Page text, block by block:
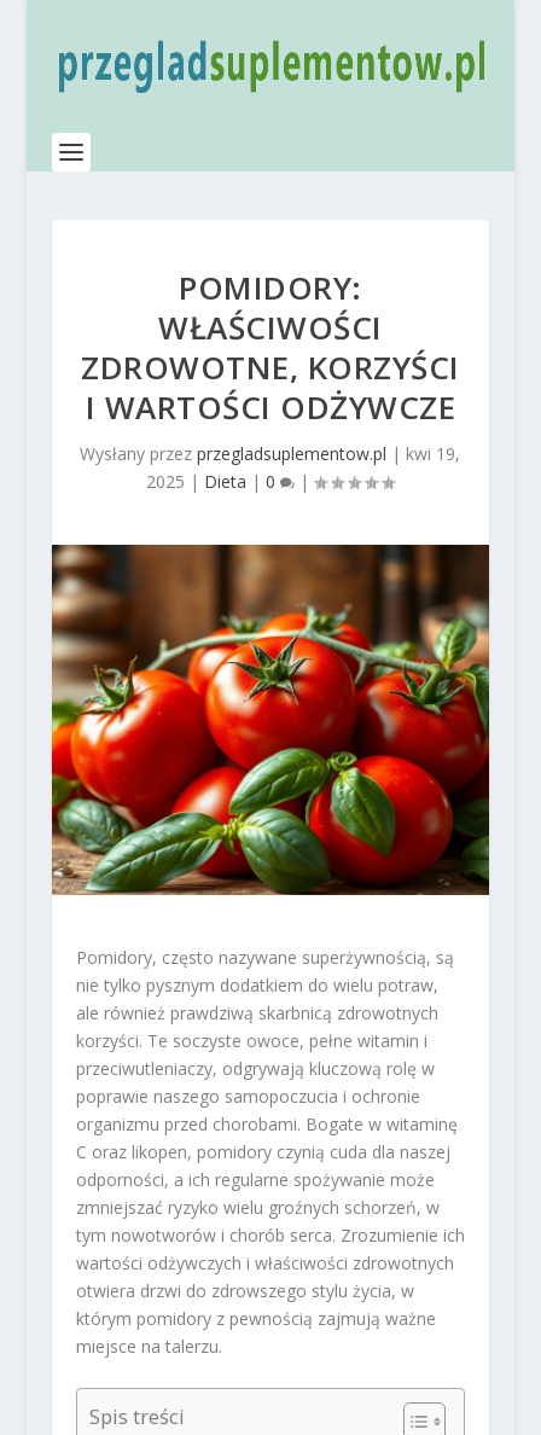
POMIDORY:
WŁAŚCIWOŚCI
ZDROWOTNE, KORZYŚCI
I WARTOŚCI ODŻYWCZE
Wysłany przezprzegladsuplementow.pl | kwi 19,
2025 | Dieta |0 |
Pomidory, często nazywane superżywnością, są
nie tylko pysznym dodatkiem do wielu potraw,
ale również prawdziwą skarbnicą zdrowotnych
korzyści. Te soczyste owoce, pełne witamin i
przeciwutleniaczy, odgrywają kluczową rolę w
poprawie naszego samopoczucia i ochronie
organizmu przed chorobami. Bogate w witaminę
C oraz likopen, pomidory czynią cuda dla naszej
odporności, a ich regularne spożywanie może
zmniejszać ryzyko wielu groźnych schorzeń, w
tym nowotworów i chorób serca. Zrozumienie ich
wartości odżywczych i właściwości zdrowotnych
otwiera drzwi do zdrowszego stylu życia, w
którym pomidory z pewnością zajmują ważne
miejsce na talerzu.
Spis treści